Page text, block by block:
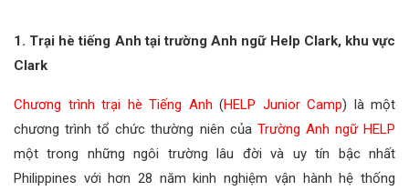
1. Trại hè tiếng Anh tại trường Anh ngữ Help Clark, khu vực
Clark
Chương trình trại hè Tiếng Anh (HELP Junior Camp) là một
chương trình tổ chức thường niên của Trường Anh ngữ HELP
một trong những ngôi trường lâu đời và uy tín bậc nhất
Philippines với hơn 28 năm kinh nghiệm vận hành hệ thống